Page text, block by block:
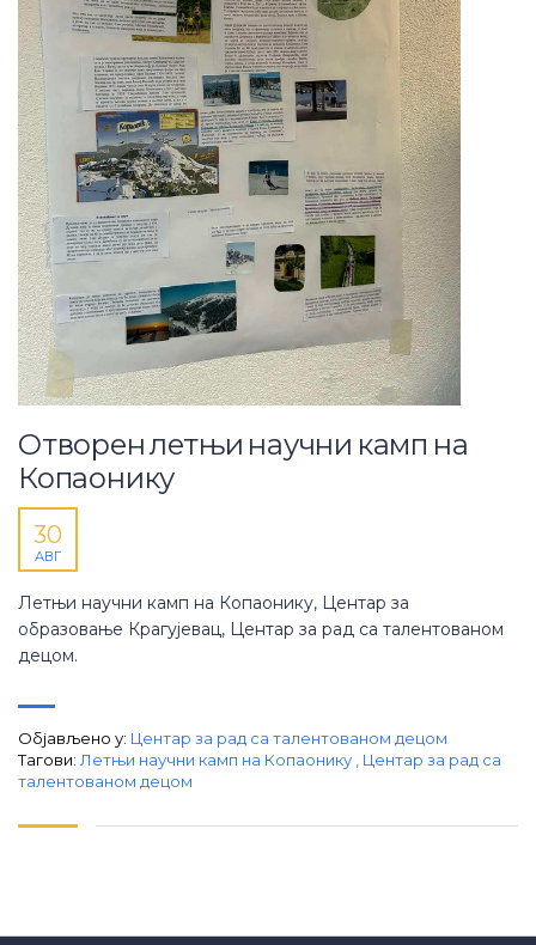
Отворен летњи научни камп на
Копаонику
30
АВГ
Летњи научни камп на Копаонику, Центар за
образовање Крагујевац, Центар за рад са талентованом
децом.
Објављено у: Центар за рад са талентованом децом
Тагови: Летњи научни камп на Копаонику
Центар за рад са
талентованом децом